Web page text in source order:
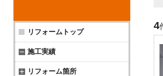
4
リフォームトップ
施工実績
リフォーム箇所